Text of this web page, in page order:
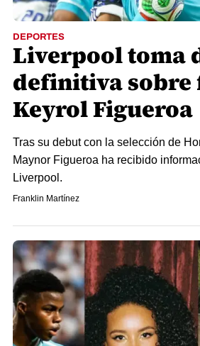
DEPORTES
Liverpool toma
definitiva sobre
Keyrol Figueroa
Tras su debut con la selección de
Maynor Figueroa ha recibido
Liverpool.
Franklin Martínez